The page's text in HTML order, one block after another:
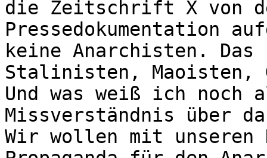
die Zeitschrift X von
Pressedokumentation
keine Anarchisten.
Stalinisten, Maoisten,
Und was weiß ich
Missverständnis über
Wir wollen mit unseren